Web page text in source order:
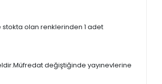
stokta olan renklerinden 1 adet
değiştiğinde yayınevlerine